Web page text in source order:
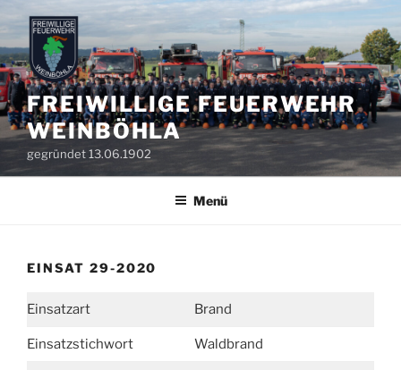
Inhalt
springen
FREIWILLIGE FEUERWEHR
WEINBÖHLA
gegründet 13.06.1902
Menü
EINSAT 29-2020
Einsatzart Brand
Einsatzstichwort Waldbrand